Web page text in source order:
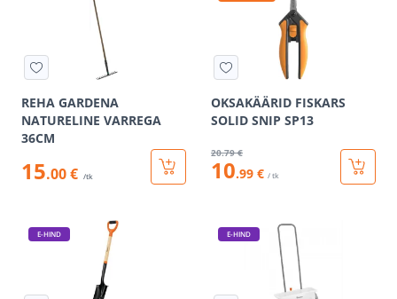
REHA GARDENA
NATURELINE VARREGA
36CM
15.00 € /tk
OKSAKÄÄRID FISKARS
SOLID SNIP SP13
20.79 €
10.99 € / tk
E-HIND E-HIND